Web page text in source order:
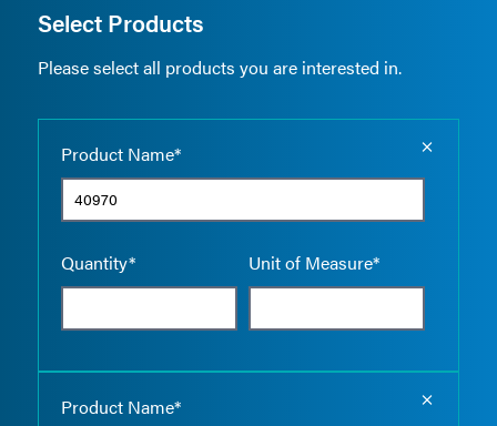
Select Products
Please select all products you are interested in.
Product Name*
Quantity* Unit of Measure*
Product Name*